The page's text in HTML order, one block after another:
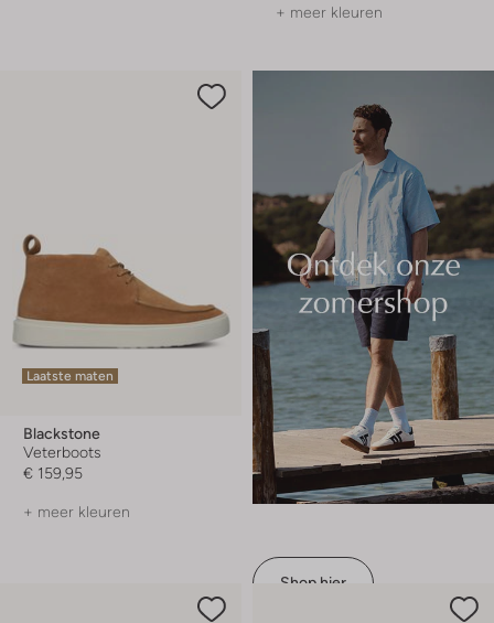
+ meer kleuren
Laatste maten
Blackstone
Veterboots
€ 159,95
+ meer kleuren
Shop hier